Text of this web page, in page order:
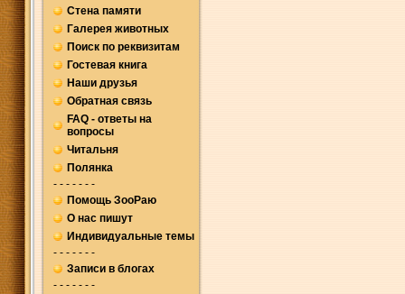
Стена памяти
Галерея животных
Поиск по реквизитам
Гостевая книга
Наши друзья
Обратная связь
FAQ - ответы на
вопросы
Читальня
Полянка
- - - - - - -
Помощь ЗооРаю
О нас пишут
Индивидуальные темы
- - - - - - -
Записи в блогах
- - - - - - -